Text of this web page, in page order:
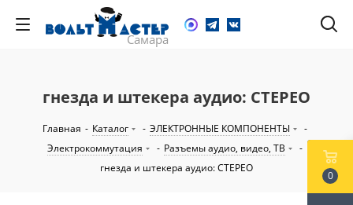
гнезда и штекера аудио: СТЕРЕО
Главная - Каталог - ЭЛЕКТРОННЫЕ КОМПОНЕНТЫ
-
Электрокоммутация
- Разъемы аудио, видео, ТВ
-
гнезда и штекера аудио: СТЕРЕО
0